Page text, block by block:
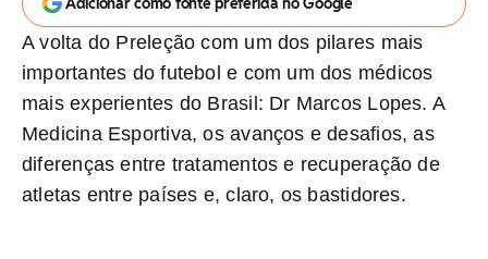
A volta do Preleção com um dos pilares mais
importantes do futebol e com um dos médicos
mais experientes do Brasil: Dr Marcos Lopes. A
Medicina Esportiva, os avanços e desafios, as
diferenças entre tratamentos e recuperação de
atletas entre países e, claro, os bastidores.